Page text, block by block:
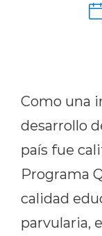
Como una
desarrollo
país fue
Programa
calidad
parvularia,